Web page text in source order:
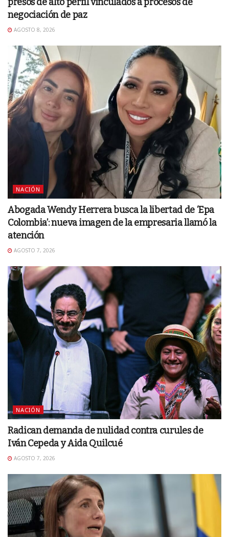
negociación de paz
AGOSTO 8, 2026
NACIÓN
Abogada Wendy Herrera busca la libertad de ‘Epa
Colombia’: nueva imagen de la empresaria llamó la
atención
AGOSTO 7, 2026
NACIÓN
Radican demanda de nulidad contra curules de
Iván Cepeda y Aida Quilcué
AGOSTO 7, 2026